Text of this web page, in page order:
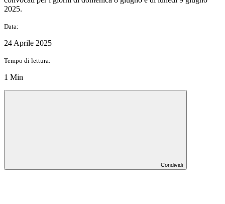
2025.
Data:
24 Aprile 2025
Tempo di lettura:
1 Min
Condividi